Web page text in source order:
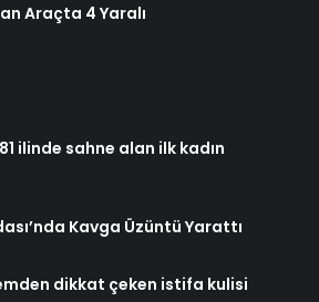
Araçta 4 Yaralı
ilinde sahne alan ilk kadın
Kavga Üzüntü Yarattı
dikkat çeken istifa kulisi